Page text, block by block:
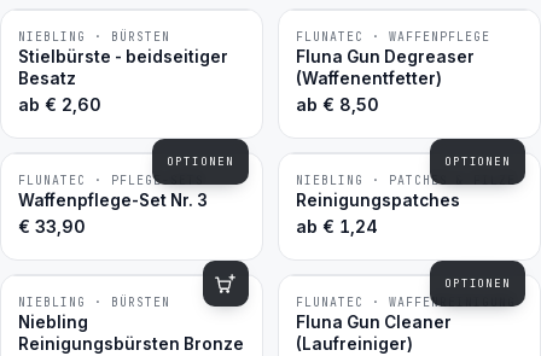
BESTSELLER
NIEBLING · BÜRSTEN
Stielbürste - beidseitiger
Besatz
ab € 2,60
OPTIONEN
BESTSELLER
FLUNATEC · WAFFENPFLEGE
Fluna Gun Degreaser
(Waffenentfetter)
ab € 8,50
OPTIONEN
BESTSELLER
FLUNATEC · PFLEGE-SETS
Waffenpflege-Set Nr. 3
€ 33,90
BESTSELLER
NIEBLING · PATCHES & FILZE
Reinigungspatches
ab € 1,24
OPTIONEN
BESTSELLER
NIEBLING · BÜRSTEN
Niebling
Reinigungsbürsten Bronze
BESTSELLER
FLUNATEC · WAFFENREINIGUNG
Fluna Gun Cleaner
(Laufreiniger)